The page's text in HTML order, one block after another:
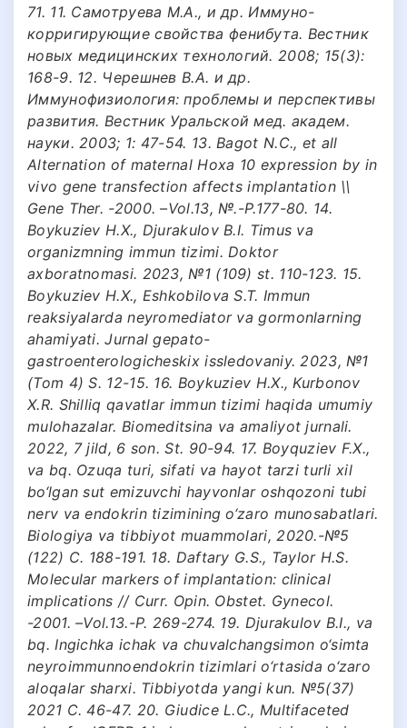
71. 11. Самотруева М.А., и др. Иммуно-
корригирующие свойства фенибута. Вестник
новых медицинских технологий. 2008; 15(3):
168-9. 12. Черешнев В.А. и др.
Иммунофизиология: проблемы и перспективы
развития. Вестник Уральской мед. академ.
науки. 2003; 1: 47-54. 13. Bagot N.C., et all
Alternation of maternal Hoxa 10 expression by in
vivo gene transfection affects implantation \\
Gene Ther. -2000. –Vol.13, №.-P.177-80. 14.
Boykuziev H.X., Djurakulov B.I. Timus va
organizmning immun tizimi. Doktor
axboratnomasi. 2023, №1 (109) st. 110-123. 15.
Boykuziev H.X., Eshkobilova S.T. Immun
reaksiyalarda neyromediator va gormonlarning
ahamiyati. Jurnal gepato-
gastroenterologicheskix issledovaniy. 2023, №1
(Tom 4) S. 12-15. 16. Boykuziev H.X., Kurbonov
X.R. Shilliq qavatlar immun tizimi haqida umumiy
mulohazalar. Biomeditsina va amaliyot jurnali.
2022, 7 jild, 6 son. St. 90-94. 17. Boyquziev F.X.,
va bq. Ozuqa turi, sifati va hayot tarzi turli xil
bo‘lgan sut emizuvchi hayvonlar oshqozoni tubi
nerv va endokrin tizimining o‘zaro munosabatlari.
Biologiya va tibbiyot muammolari, 2020.-№5
(122) C. 188-191. 18. Daftary G.S., Taylor H.S.
Molecular markers of implantation: clinical
implications // Curr. Opin. Obstet. Gynecol.
-2001. –Vol.13.-P. 269-274. 19. Djurakulov B.I., va
bq. Ingichka ichak va chuvalchangsimon o‘simta
neyroimmunnoendokrin tizimlari o‘rtasida o‘zaro
aloqalar sharxi. Tibbiyotda yangi kun. №5(37)
2021 C. 46-47. 20. Giudice L.C., Multifaceted